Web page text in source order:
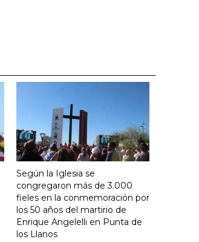
Según la Iglesia se
congregaron más de 3.000
fieles en la conmemoración por
los 50 años del martirio de
Enrique Angelelli en Punta de
los Llanos